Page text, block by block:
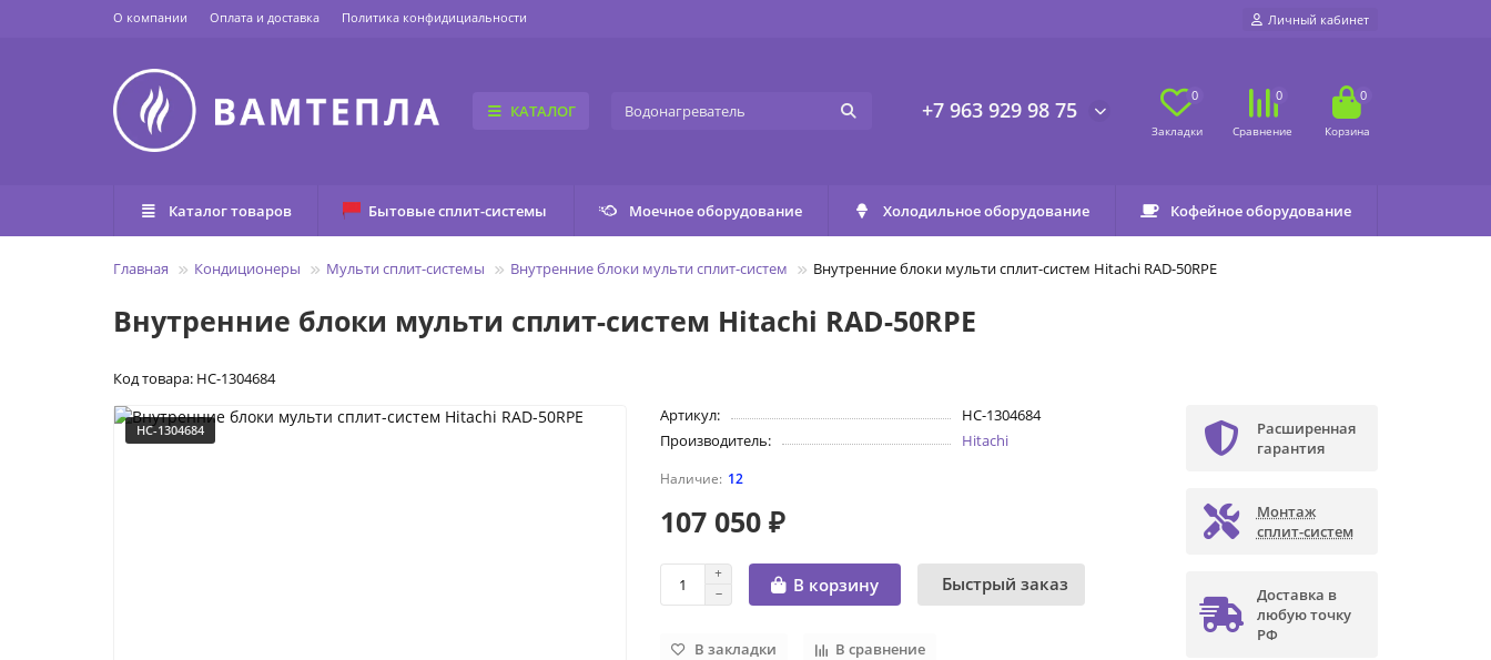
О компании Оплата и доставка Политика конфидициальности Личный кабинет
КАТАЛОГ +7 963 929 98 75
0 0 0
Каталог товаров Бытовые сплит-системы Моечное оборудование Холодильное оборудование Кофейное оборудование
Главная Кондиционеры Мульти сплит-системы Внутренние блоки мульти сплит-систем Внутренние блоки мульти сплит-систем Hitachi RAD-50RPE
Внутренние блоки мульти сплит-систем Hitachi RAD-50RPE
Код товара: НС-1304684
НС-1304684
Артикул:
НС-1304684
Производитель:
Hitachi
12
107 050 ₽
В корзину Быстрый заказ
В закладки В сравнение
Расширенная
гарантия
Монтаж
сплит-систем
Доставка в
любую точку
РФ